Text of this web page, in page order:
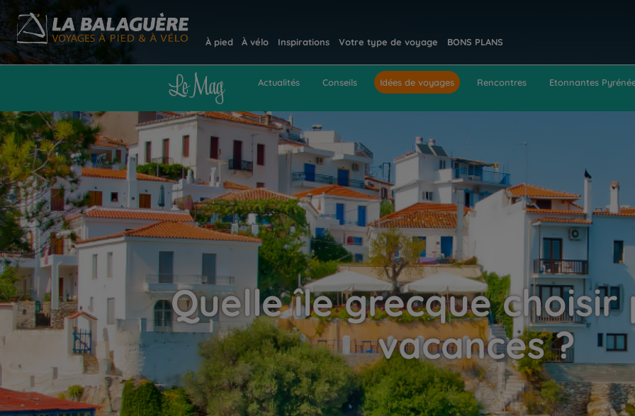
À pied À vélo Inspirations Votre type de voyage BONS PLANS
Actualités Conseils Idées de voyages Rencontres Etonnantes
Quelle île grecque choisir
vacances ?